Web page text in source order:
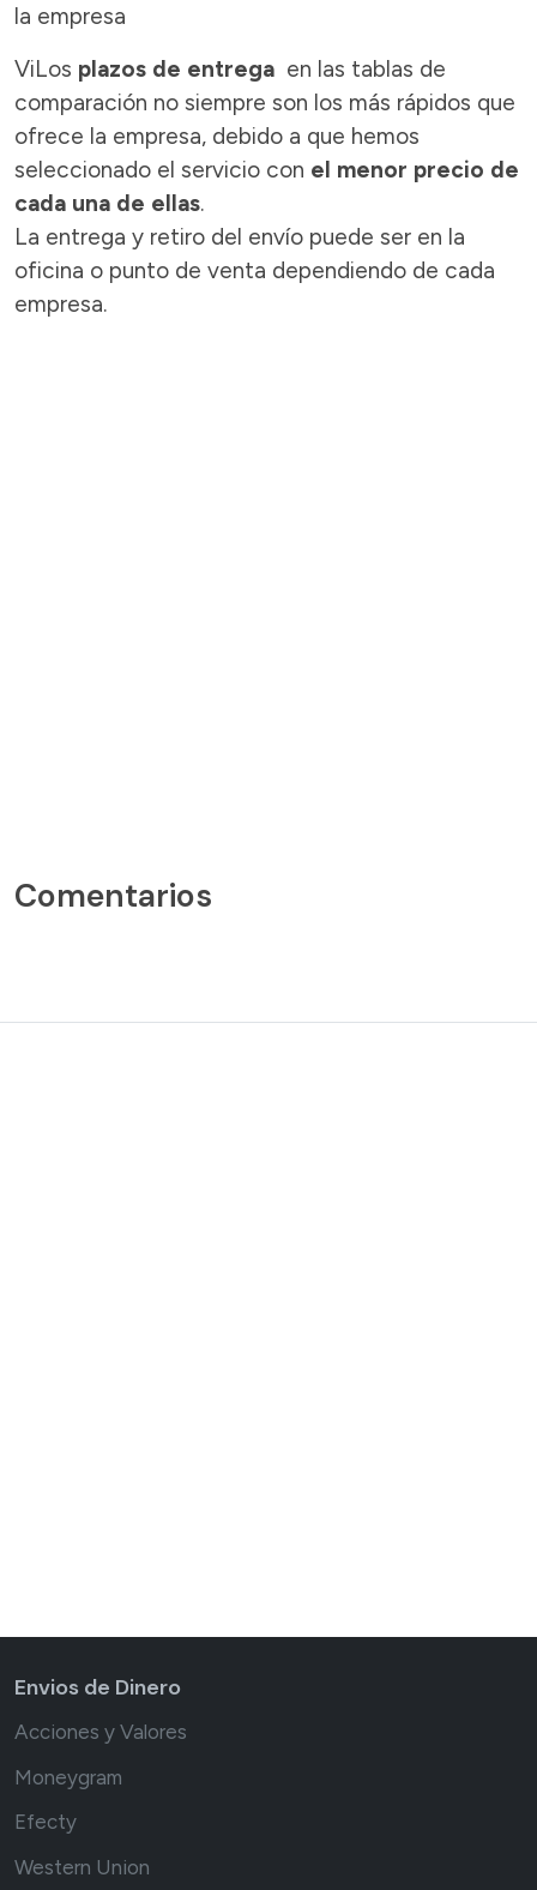
la empresa
ViLos plazos de entrega en las tablas de
comparación no siempre son los más rápidos que
ofrece la empresa, debido a que hemos
seleccionado el servicio con el menor precio de
cada una de ellas.
La entrega y retiro del envío puede ser en la
oficina o punto de venta dependiendo de cada
empresa.
Comentarios
Envios de Dinero
Acciones y Valores
Moneygram
Efecty
Western Union